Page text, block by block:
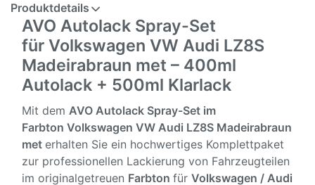
Produktdetails
AVO Autolack Spray-Set
für Volkswagen VW Audi LZ8S
Madeirabraun met – 400ml
Autolack + 500ml Klarlack
Mit dem AVO Autolack Spray-Set im
Farbton Volkswagen VW Audi LZ8S Madeirabraun
met erhalten Sie ein hochwertiges Komplettpaket
zur professionellen Lackierung von Fahrzeugteilen
im originalgetreuen Farbton für Volkswagen / Audi